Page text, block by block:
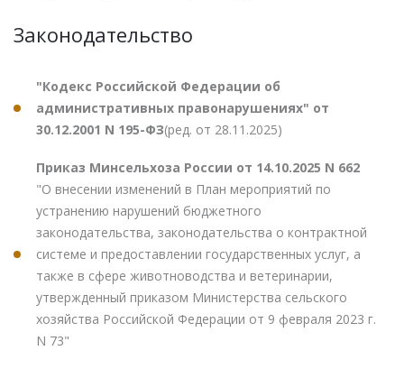
Законодательство
"Кодекс Российской Федерации об
административных правонарушениях" от
30.12.2001 N 195-ФЗ(ред. от 28.11.2025)
Приказ Минсельхоза России от 14.10.2025 N 662
"О внесении изменений в План мероприятий по
устранению нарушений бюджетного
законодательства, законодательства о контрактной
системе и предоставлении государственных услуг, а
также в сфере животноводства и ветеринарии,
утвержденный приказом Министерства сельского
хозяйства Российской Федерации от 9 февраля 2023 г.
N 73"